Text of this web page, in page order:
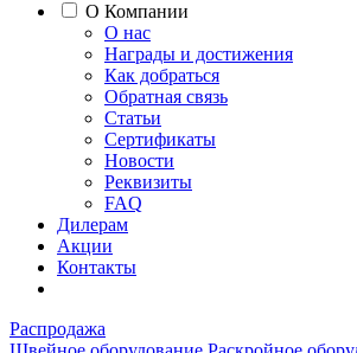
О Компании
О нас
Награды и достижения
Как добраться
Обратная связь
Статьи
Сертификаты
Новости
Реквизиты
FAQ
Дилерам
Акции
Контакты
Распродажа